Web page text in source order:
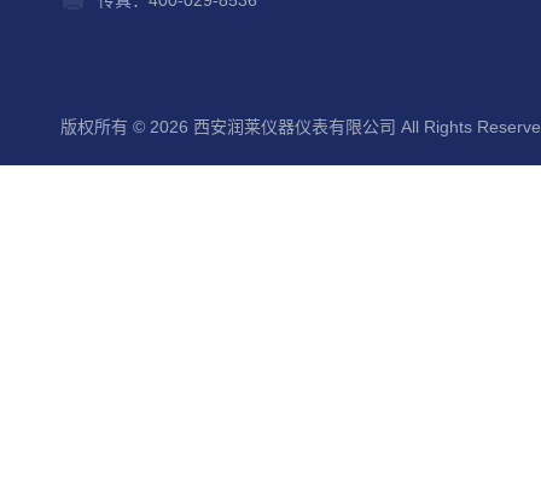
版权所有 © 2026 西安润莱仪器仪表有限公司 All Rights